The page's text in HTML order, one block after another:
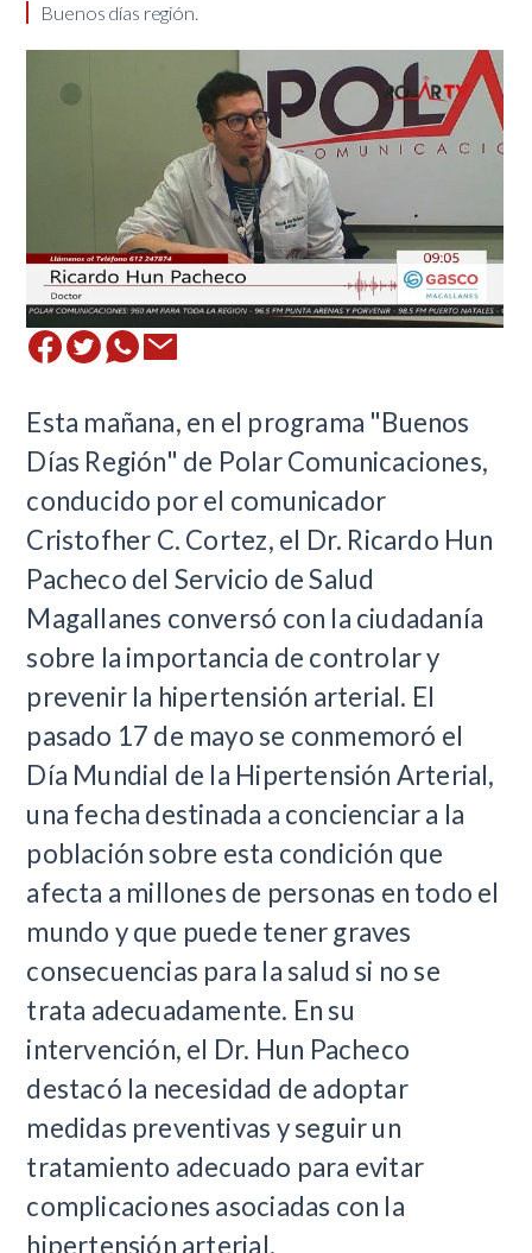
Buenos días región.
​Esta mañana, en el programa "Buenos
Días Región" de Polar Comunicaciones,
conducido por el comunicador
Cristofher C. Cortez, el Dr. Ricardo Hun
Pacheco del Servicio de Salud
Magallanes conversó con la ciudadanía
sobre la importancia de controlar y
prevenir la hipertensión arterial. El
pasado 17 de mayo se conmemoró el
Día Mundial de la Hipertensión Arterial,
una fecha destinada a concienciar a la
población sobre esta condición que
afecta a millones de personas en todo el
mundo y que puede tener graves
consecuencias para la salud si no se
trata adecuadamente. En su
intervención, el Dr. Hun Pacheco
destacó la necesidad de adoptar
medidas preventivas y seguir un
tratamiento adecuado para evitar
complicaciones asociadas con la
hipertensión arterial.